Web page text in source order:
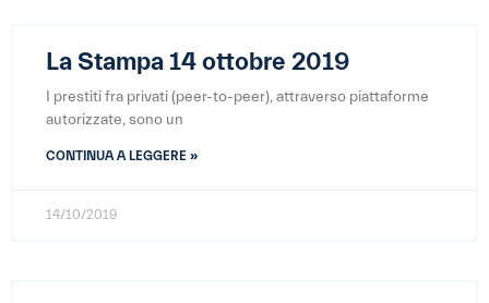
La Stampa 14 ottobre 2019
I prestiti fra privati (peer-to-peer), attraverso piattaforme
autorizzate, sono un
CONTINUA A LEGGERE »
14/10/2019